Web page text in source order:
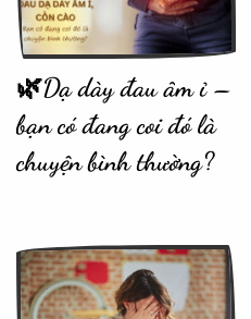
🌿Dạ dày đau âm ỉ –
bạn có đang coi đó là
chuyện bình thường?